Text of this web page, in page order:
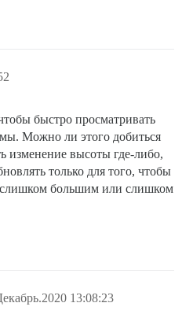
быстро просматривать
Можно ли этого добиться
изменение высоты где-либо,
только для того, чтобы
большим или слишком
13:08:23